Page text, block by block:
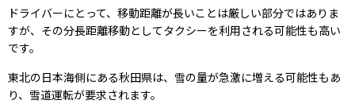
ドライバーにとって、移動距離が長いことは厳しい部分ではありま
すが、その分長距離移動としてタクシーを利用される可能性も高い
です。
東北の日本海側にある秋田県は、雪の量が急激に増える可能性もあ
り、雪道運転が要求されます。